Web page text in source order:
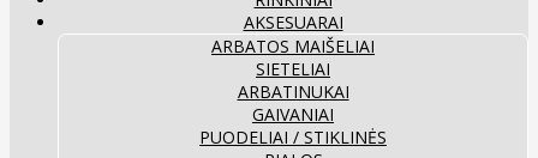
AKSESUARAI
ARBATOS MAIŠELIAI
SIETELIAI
ARBATINUKAI
GAIVANIAI
PUODELIAI / STIKLINĖS